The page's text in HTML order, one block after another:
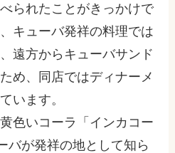
られたことがきっかけで
キューバ発祥の料理では
遠方からキューバサンド
め、同店ではディナーメ
います。
色いコーラ「インカコー
バが発祥の地として知ら